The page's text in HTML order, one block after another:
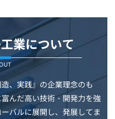
業について
、実践』の企業理念のも
んだ高い技術・開発力を強
バルに展開し、発展してま